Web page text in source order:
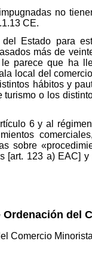
no
CE.
Estado para
más de
parece que ha
local del
hábitos y
o los
6 y al
sobre
123 a) EAC]
del
Comercio